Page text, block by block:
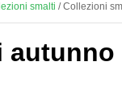
smalti /Collezioni